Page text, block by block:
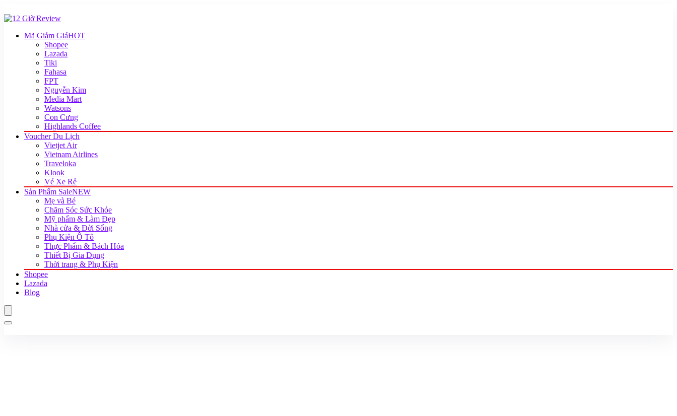
Mã Giảm GiáHOT
Shopee
Lazada
Tiki
Fahasa
FPT
Nguyễn Kim
Media Mart
Watsons
Con Cưng
Highlands Coffee
Voucher Du Lịch
Vietjet Air
Vietnam Airlines
Traveloka
Klook
Vé Xe Rẻ
Sản Phẩm SaleNEW
Mẹ và Bé
Chăm Sóc Sức Khỏe
Mỹ phẩm & Làm Đẹp
Nhà cửa & Đời Sống
Phụ Kiện Ô Tô
Thực Phẩm & Bách Hóa
Thiết Bị Gia Dụng
Thời trang & Phụ Kiện
Shopee
Lazada
Blog